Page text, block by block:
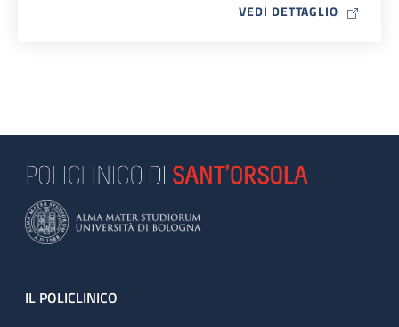
VEDI DETTAGLIO MAP ICON
Footer
IL POLICLINICO